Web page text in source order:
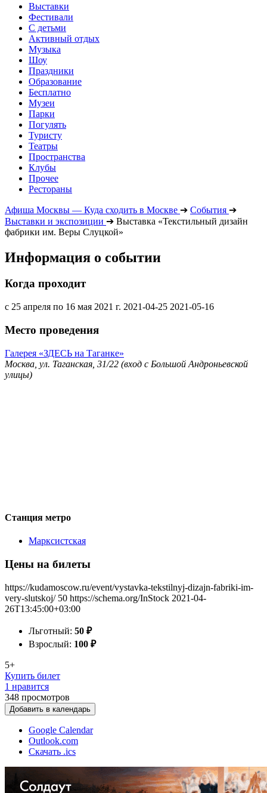
Выставки
Фестивали
С детьми
Активный отдых
Музыка
Шоу
Праздники
Образование
Бесплатно
Музеи
Парки
Погулять
Туристу
Театры
Пространства
Клубы
Прочее
Рестораны
Афиша Москвы — Куда сходить в Москве ➔ События ➔
Выставки и экспозиции ➔ Выставка «Текстильный дизайн
фабрики им. Веры Слуцкой»
Информация о событии
Когда проходит
с 25 апреля по 16 мая 2021 г. 2021-04-25 2021-05-16
Место проведения
Галерея «ЗДЕСЬ на Таганке»
Москва, ул. Таганская, 31/22 (вход с Большой Андроньевской
улицы)
Станция метро
Марксистская
Цены на билеты
https://kudamoscow.ru/event/vystavka-tekstilnyj-dizajn-fabriki-im-
very-slutskoj/ 50 https://schema.org/InStock 2021-04-
26T13:45:00+03:00
Льготный: 50 ₽
Взрослый: 100 ₽
5+
Купить билет
1 нравится
348 просмотров
Добавить в календарь
Google Calendar
Outlook.com
Скачать .ics